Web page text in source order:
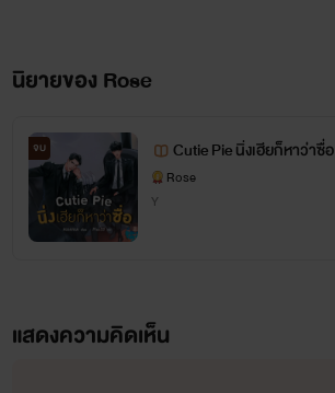
นิยายของ Rose
จบ Cutie Pie นิ่งเฮียก็หาว่าซื่อ
Rose
Y
แสดงความคิดเห็น